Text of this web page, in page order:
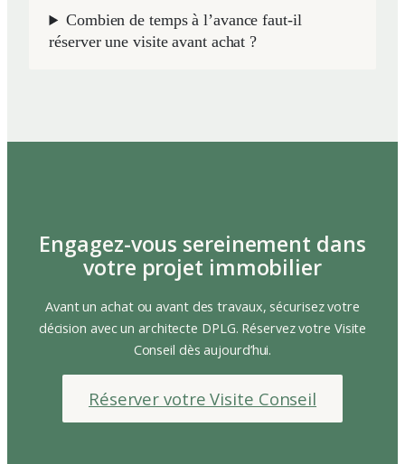
Combien de temps à l’avance faut-il
réserver une visite avant achat ?
Engagez-vous sereinement dans
votre projet immobilier
Avant un achat ou avant des travaux, sécurisez votre
décision avec un architecte DPLG. Réservez votre Visite
Conseil dès aujourd’hui.
Réserver votre Visite Conseil